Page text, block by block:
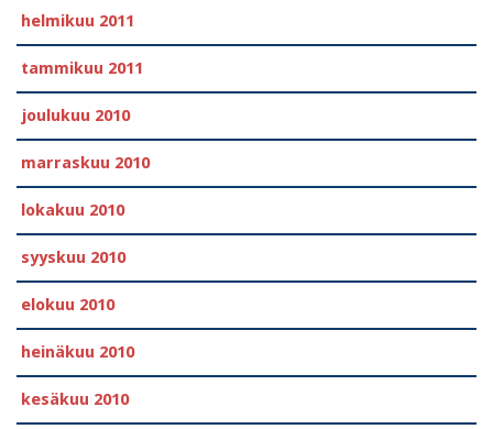
helmikuu 2011
tammikuu 2011
joulukuu 2010
marraskuu 2010
lokakuu 2010
syyskuu 2010
elokuu 2010
heinäkuu 2010
kesäkuu 2010